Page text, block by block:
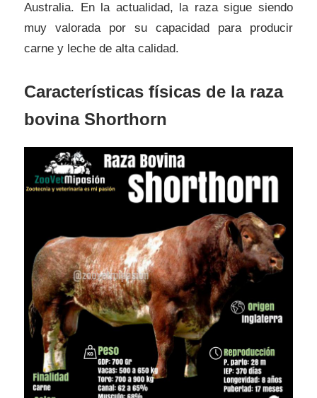
Australia. En la actualidad, la raza sigue siendo
muy valorada por su capacidad para producir
carne y leche de alta calidad.
Características físicas de la raza
bovina Shorthorn